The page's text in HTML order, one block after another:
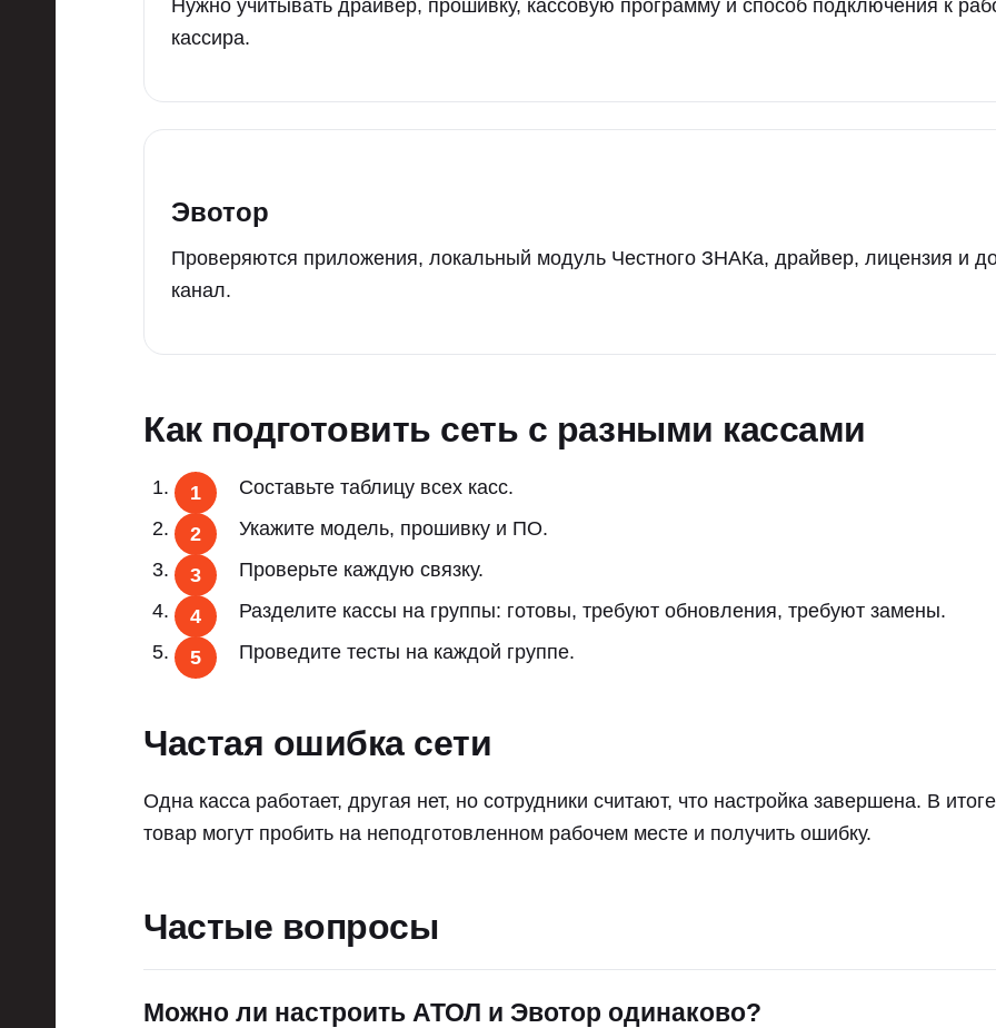
Нужно учитывать драйвер, прошивку, кассовую программу и способ подключения к
кассира.
Эвотор
Проверяются приложения, локальный модуль Честного ЗНАКа, драйвер, лицензия и
канал.
Как подготовить сеть с разными кассами
Составьте таблицу всех касс.
Укажите модель, прошивку и ПО.
Проверьте каждую связку.
Разделите кассы на группы: готовы, требуют обновления, требуют замены.
Проведите тесты на каждой группе.
Частая ошибка сети
Одна касса работает, другая нет, но сотрудники считают, что настройка завершена. В
товар могут пробить на неподготовленном рабочем месте и получить ошибку.
Частые вопросы
Можно ли настроить АТОЛ и Эвотор одинаково?